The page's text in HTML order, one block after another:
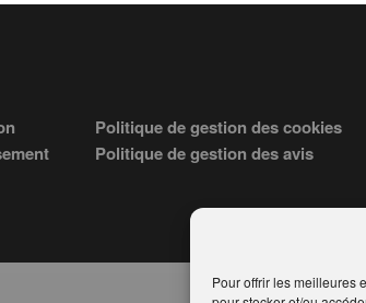
Pour offrir les meilleures
Politique de gestion des cookies
Politique de gestion des avis